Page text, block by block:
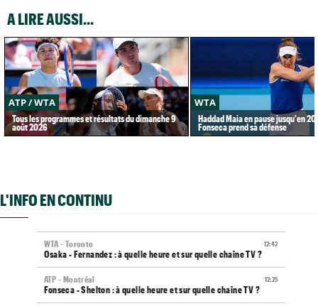
A LIRE AUSSI...
ATP / WTA
Tous les programmes et résultats du dimanche 9
août 2026
WTA
Haddad Maia en pause jusqu'en
Fonseca prend sa défense
L'INFO EN CONTINU
12:42
WTA - Toronto
Osaka - Fernandez : à quelle heure et sur quelle chaîne TV ?
12:25
ATP - Montréal
Fonseca - Shelton : à quelle heure et sur quelle chaîne TV ?